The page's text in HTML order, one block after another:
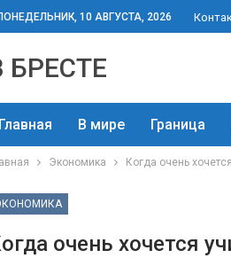
10 АВГУСТА, 2026
БРЕСТЕ
Главная В мире Граница
Экономика Когда очень
очень хочется